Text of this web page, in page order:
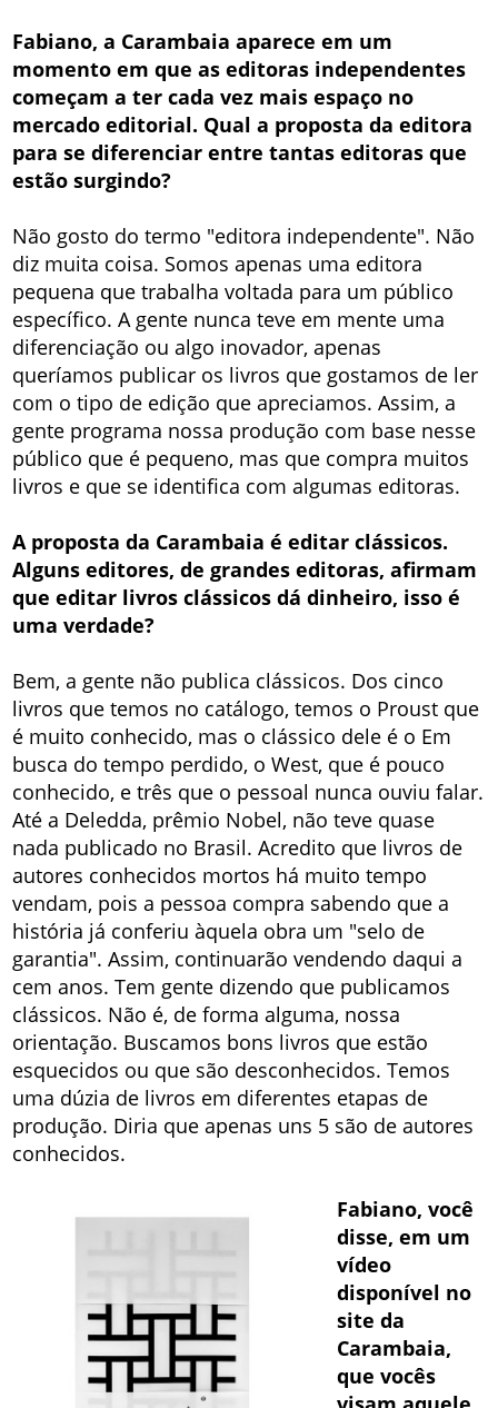
Fabiano, a Carambaia aparece em um
momento em que as editoras independentes
começam a ter cada vez mais espaço no
mercado editorial. Qual a proposta da editora
para se diferenciar entre tantas editoras que
estão surgindo?
Não gosto do termo "editora independente". Não
diz muita coisa. Somos apenas uma editora
pequena que trabalha voltada para um público
específico. A gente nunca teve em mente uma
diferenciação ou algo inovador, apenas
queríamos publicar os livros que gostamos de ler
com o tipo de edição que apreciamos. Assim, a
gente programa nossa produção com base nesse
público que é pequeno, mas que compra muitos
livros e que se identifica com algumas editoras.
A proposta da Carambaia é editar clássicos.
Alguns editores, de grandes editoras, afirmam
que editar livros clássicos dá dinheiro, isso é
uma verdade?
Bem, a gente não publica clássicos. Dos cinco
livros que temos no catálogo, temos o Proust que
é muito conhecido, mas o clássico dele é o Em
busca do tempo perdido, o West, que é pouco
conhecido, e três que o pessoal nunca ouviu falar.
Até a Deledda, prêmio Nobel, não teve quase
nada publicado no Brasil. Acredito que livros de
autores conhecidos mortos há muito tempo
vendam, pois a pessoa compra sabendo que a
história já conferiu àquela obra um "selo de
garantia". Assim, continuarão vendendo daqui a
cem anos. Tem gente dizendo que publicamos
clássicos. Não é, de forma alguma, nossa
orientação. Buscamos bons livros que estão
esquecidos ou que são desconhecidos. Temos
uma dúzia de livros em diferentes etapas de
produção. Diria que apenas uns 5 são de autores
conhecidos.
Fabiano, você
disse, em um
vídeo
disponível no
site da
Carambaia,
que vocês